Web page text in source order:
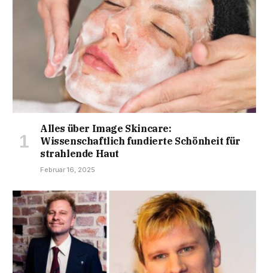
Alles über Image Skincare:
Wissenschaftlich fundierte Schönheit für
strahlende Haut
Februar 16, 2025